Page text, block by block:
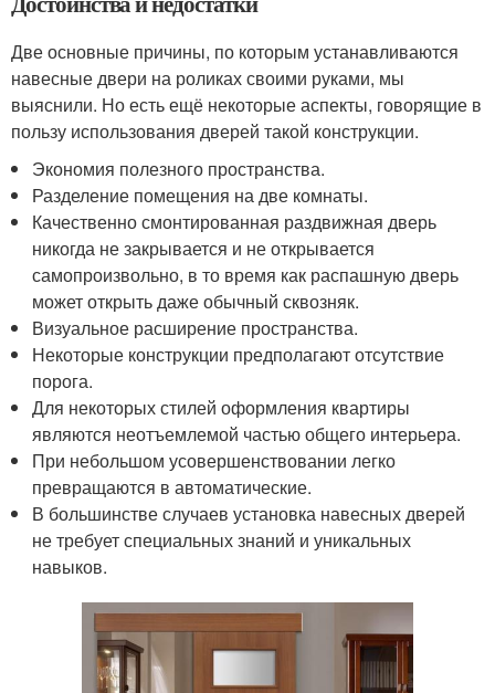
Две основные причины, по которым устанавливаются
навесные двери на роликах своими руками, мы
выяснили. Но есть ещё некоторые аспекты, говорящие в
пользу использования дверей такой конструкции.
Экономия полезного пространства.
Разделение помещения на две комнаты.
Качественно смонтированная раздвижная дверь
никогда не закрывается и не открывается
самопроизвольно, в то время как распашную дверь
может открыть даже обычный сквозняк.
Визуальное расширение пространства.
Некоторые конструкции предполагают отсутствие
порога.
Для некоторых стилей оформления квартиры
являются неотъемлемой частью общего интерьера.
При небольшом усовершенствовании легко
превращаются в автоматические.
В большинстве случаев установка навесных дверей
не требует специальных знаний и уникальных
навыков.